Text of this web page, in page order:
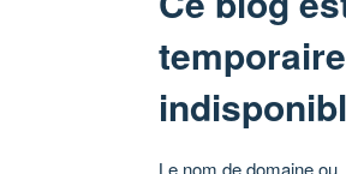
Le nom de domaine ou